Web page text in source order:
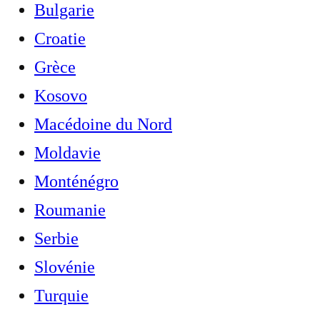
Bulgarie
Croatie
Grèce
Kosovo
Macédoine du Nord
Moldavie
Monténégro
Roumanie
Serbie
Slovénie
Turquie